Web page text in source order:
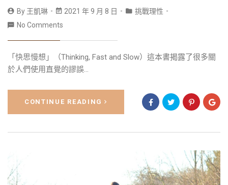
By 王凱琳 2021 年 9 月 8 日
挑戰理性
No Comments
「快思慢想」（Thinking, Fast and Slow）這本書揭露了很多關
於人們使用直覺的謬誤...
CONTINUE READING